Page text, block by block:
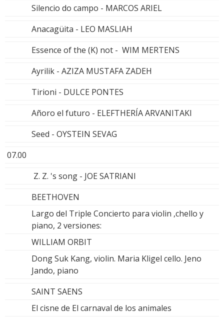
Silencio do campo - MARCOS ARIEL
Anacagüita - LEO MASLIAH
Essence of the (K) not - WIM MERTENS
Ayrilik - AZIZA MUSTAFA ZADEH
Tirioni - DULCE PONTES
Añoro el futuro - ELEFTHERÍA ARVANITAKI
Seed - OYSTEIN SEVAG
07.00
Z. Z. 's song - JOE SATRIANI
BEETHOVEN
Largo del Triple Concierto para violin ,chello y
piano, 2 versiones:
WILLIAM ORBIT
Dong Suk Kang, violin. Maria Kligel cello. Jeno
Jando, piano
SAINT SAENS
El cisne de El carnaval de los animales